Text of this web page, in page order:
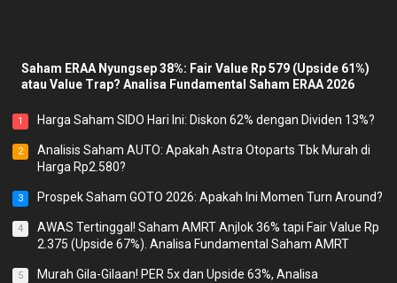
Saham ERAA Nyungsep 38%: Fair Value Rp 579 (Upside 61%)
atau Value Trap? Analisa Fundamental Saham ERAA 2026
1 Harga Saham SIDO Hari Ini: Diskon 62% dengan Dividen 13%?
2
Analisis Saham AUTO: Apakah Astra Otoparts Tbk Murah di
Harga Rp2.580?
3 Prospek Saham GOTO 2026: Apakah Ini Momen Turn Around?
4
AWAS Tertinggal! Saham AMRT Anjlok 36% tapi Fair Value Rp
2.375 (Upside 67%). Analisa Fundamental Saham AMRT
5
Murah Gila-Gilaan! PER 5x dan Upside 63%, Analisa